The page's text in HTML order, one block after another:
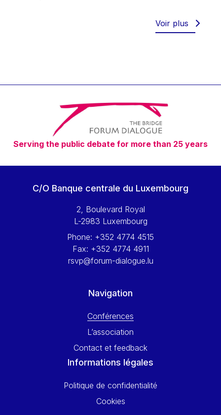
Timothy Radcliffe
Vaclav Klaus
Vassilios Skouris
Vítor Manuel da Silva Caldeira
Viviane Reding
Walter Hagg
Wolfgang Ketterle
Yossi Beillin
Yves FRANCHET
Voir plus
Serving the public debate for more than 25 years
C/O Banque centrale du Luxembourg
2, Boulevard Royal
L-2983 Luxembourg
Phone: +352 4774 4515
Fax: +352 4774 4911
rsvp@forum-dialogue.lu
Navigation
Conférences
L’association
Contact et feedback
Informations légales
Politique de confidentialité
Cookies